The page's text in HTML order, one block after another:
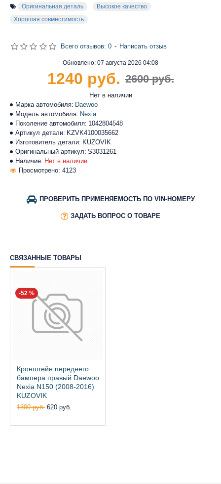
Оригинальная деталь
Высокое качество
Хорошая совместимость
Наличие: Нет в наличии
Марка автомобиля: Daewoo
Модель автомобиля: Nexia
Поколение автомобиля: 1042804548
Артикул детали: KZVK4100035662
Изготовитель детали: KUZOVIK
Оригинальный артикул: S3031261
Просмотрено: 4123
Обновлено: 07 августа 2026 04:08
Нет в наличии
Всего отзывов: 0 - Написать отзыв
2600 руб.
1240 руб.
ПРОВЕРИТЬ ПРИМЕНЯЕМОСТЬ ПО VIN-НОМЕРУ
ЗАДАТЬ ВОПРОС О ТОВАРЕ
СВЯЗАННЫЕ ТОВАРЫ
-52 %
Кронштейн переднего
бампера правый Daewoo
Nexia N150 (2008-2016)
KUZOVIK
1300 руб. 620 руб.